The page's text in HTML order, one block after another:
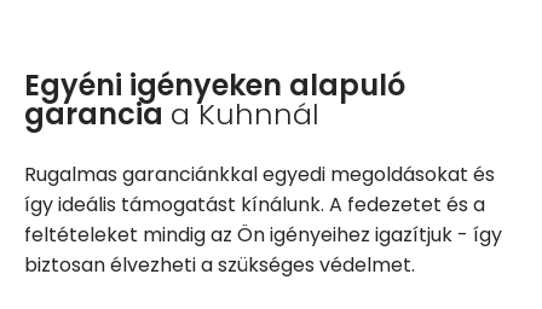
Egyéni igényeken alapuló
garancia a Kuhnnál
Rugalmas garanciánkkal egyedi megoldásokat és
így ideális támogatást kínálunk. A fedezetet és a
feltételeket mindig az Ön igényeihez igazítjuk - így
biztosan élvezheti a szükséges védelmet.